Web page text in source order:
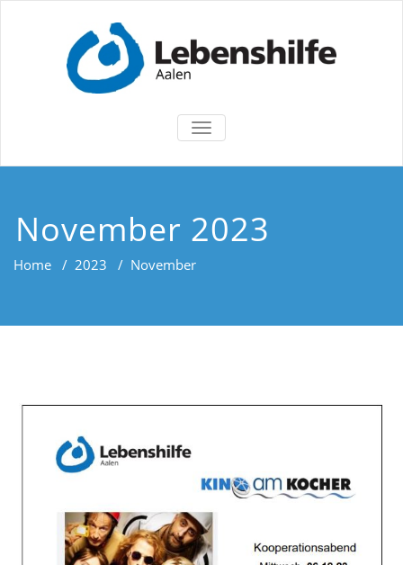
TOGGLE
November 2023
Home / 2023 / November